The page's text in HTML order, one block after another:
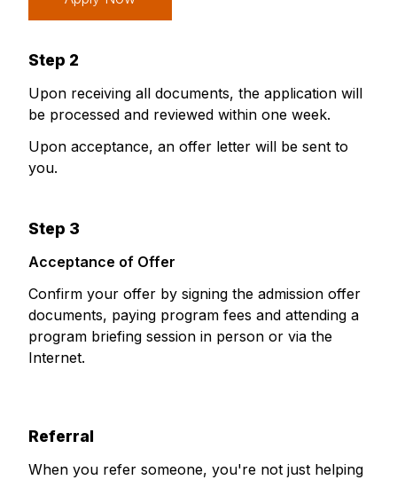
Step 2
Upon receiving all documents, the application will
be processed and reviewed within one week.
Upon acceptance, an offer letter will be sent to
you.
Step 3
Acceptance of Offer
Confirm your offer by signing the admission offer
documents, paying program fees and attending a
program briefing session in person or via the
Internet.
Referral
When you refer someone, you're not just helping